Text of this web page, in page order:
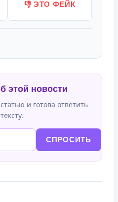
👎 ЭТО ФЕЙК
этой новости
и готова ответить
СПРОСИТЬ